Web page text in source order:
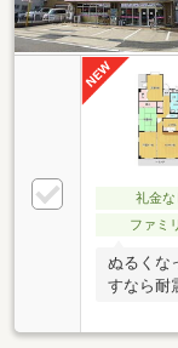
礼金な
ファミ
ぬるくな
すなら耐